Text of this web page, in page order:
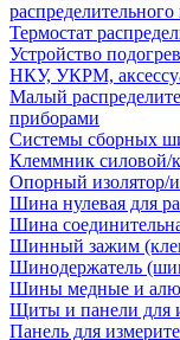
Термостат
Устройство
НКУ, УКРМ,
Малый
приборами
Системы сборных
Клеммник силовой/
Опорный изолятор/
Шина нулевая для
Шина
Шинный зажим
Шинодержатель
Шины медные и
Щиты и панели для
Панель для